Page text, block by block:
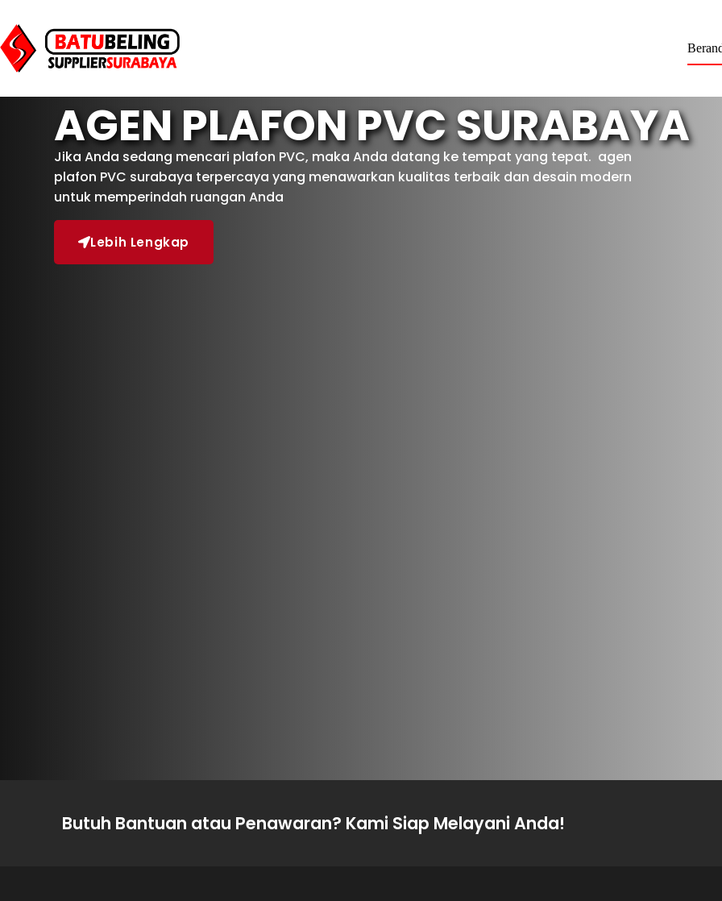
AGEN PLAFON PVC SURABAYA
Jika Anda sedang mencari plafon PVC, maka Anda datang ke tempat yang tepat. agen
plafon PVC surabaya terpercaya yang menawarkan kualitas terbaik dan desain modern
untuk memperindah ruangan Anda
Lebih Lengkap
Butuh Bantuan atau Penawaran? Kami Siap Melayani Anda!